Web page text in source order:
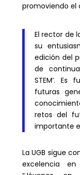
promoviendo el
El rector de
su
edición del
de
STEM’. Es
futuras
retos del
importante
La UGB sigue
excelencia